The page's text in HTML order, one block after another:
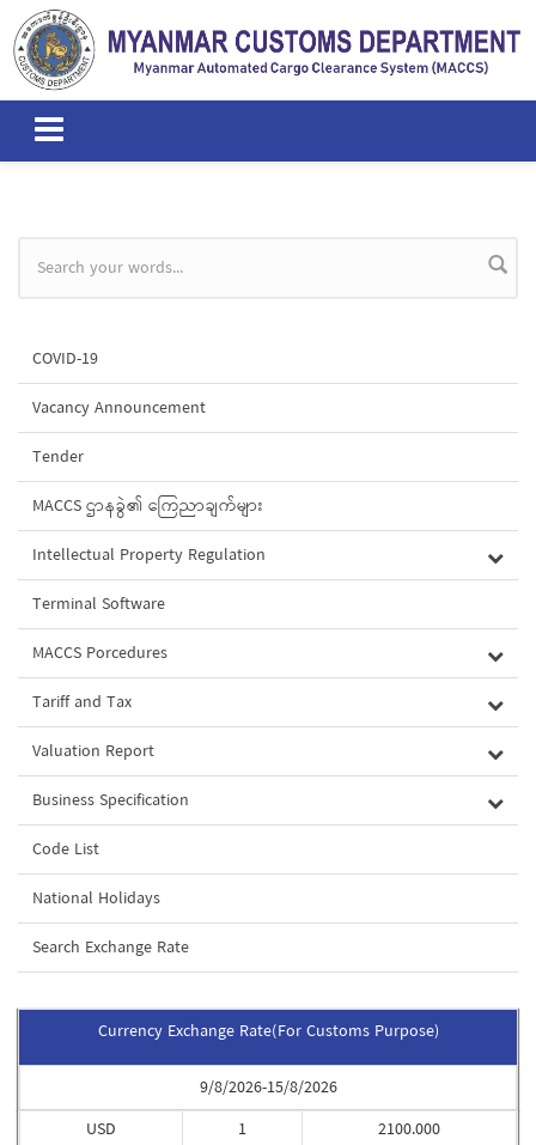
Skip to main content
Search form
COVID-19
Vacancy Announcement
Tender
MACCS ဌာနခွဲ၏ ကြေညာချက်များ
Intellectual Property Regulation
Terminal Software
MACCS Porcedures
Tariff and Tax
Valuation Report
Business Specification
Code List
National Holidays
Search Exchange Rate
Currency Exchange Rate(For Customs Purpose)
9/8/2026-15/8/2026
USD
1
2100.000